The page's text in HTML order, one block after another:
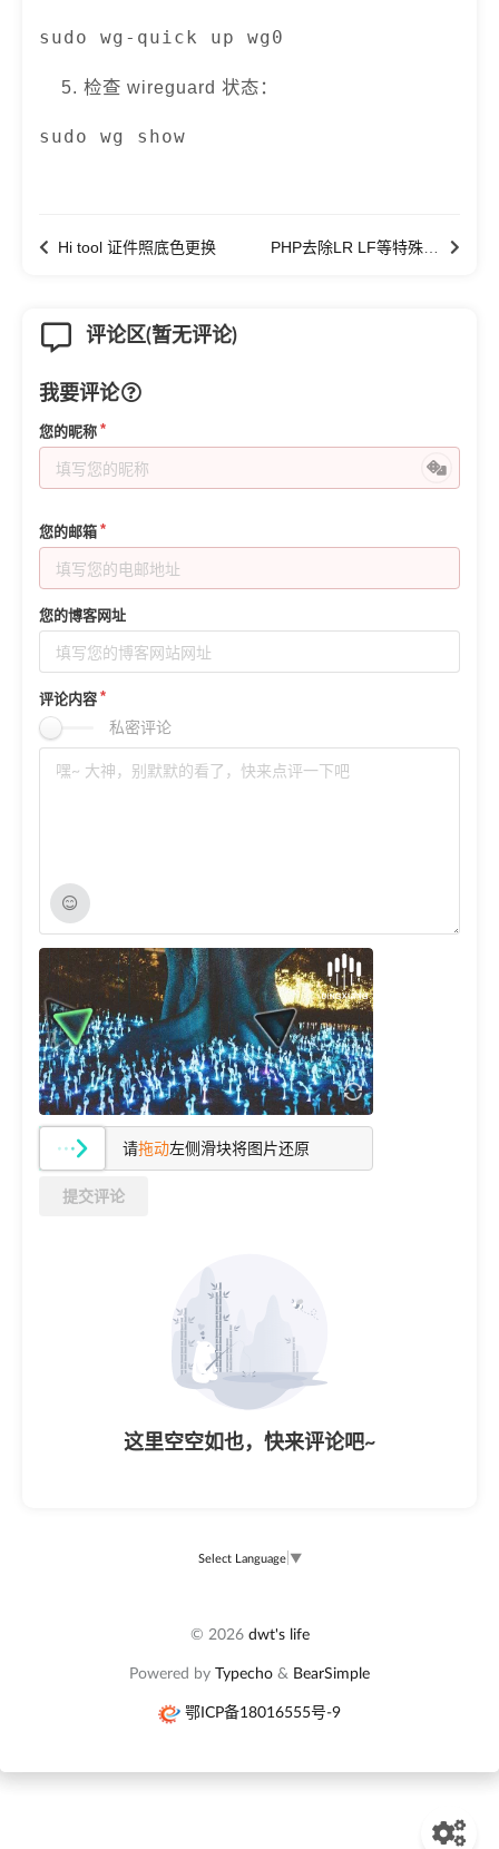
sudo wg-quick up wg0
检查 wireguard 状态：
sudo wg show
Hi tool 证件照底色更换 PHP去除LR LF等特殊字符串
评论区(暂无评论)
我要评论
您的昵称
您的邮箱
您的博客网址
评论内容
私密评论
请拖动左侧滑块将图片还原
提交评论
这里空空如也，快来评论吧~
Select Language ▼
© 2026 dwt's life
Powered by Typecho & BearSimple
鄂ICP备18016555号-9